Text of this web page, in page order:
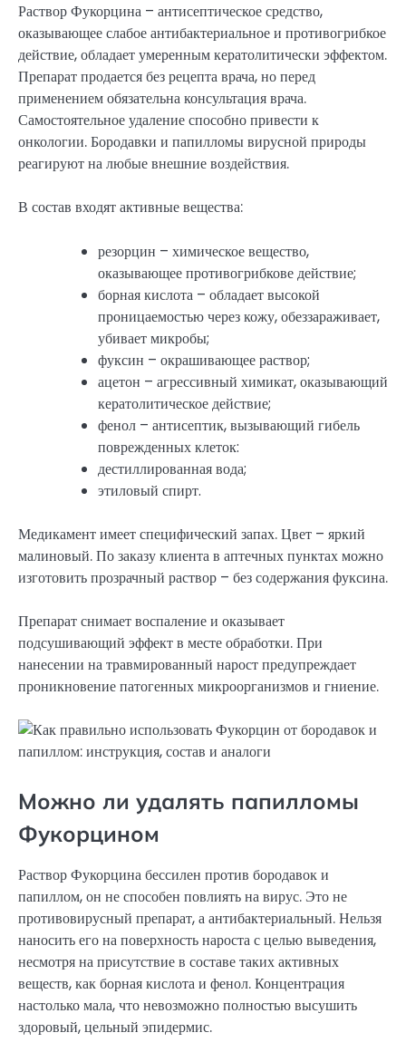
Раствор Фукорцина – антисептическое средство,
оказывающее слабое антибактериальное и противогрибкое
действие, обладает умеренным кератолитически эффектом.
Препарат продается без рецепта врача, но перед
применением обязательна консультация врача.
Самостоятельное удаление способно привести к
онкологии. Бородавки и папилломы вирусной природы
реагируют на любые внешние воздействия.
В состав входят активные вещества:
резорцин – химическое вещество,
оказывающее противогрибкове действие;
борная кислота – обладает высокой
проницаемостью через кожу, обеззараживает,
убивает микробы;
фуксин – окрашивающее раствор;
ацетон – агрессивный химикат, оказывающий
кератолитическое действие;
фенол – антисептик, вызывающий гибель
поврежденных клеток:
дестиллированная вода;
этиловый спирт.
Медикамент имеет специфический запах. Цвет – яркий
малиновый. По заказу клиента в аптечных пунктах можно
изготовить прозрачный раствор – без содержания фуксина.
Препарат снимает воспаление и оказывает
подсушивающий эффект в месте обработки. При
нанесении на травмированный нарост предупреждает
проникновение патогенных микроорганизмов и гниение.
Можно ли удалять папилломы
Фукорцином
Раствор Фукорцина бессилен против бородавок и
папиллом, он не способен повлиять на вирус. Это не
противовирусный препарат, а антибактериальный. Нельзя
наносить его на поверхность нароста с целью выведения,
несмотря на присутствие в составе таких активных
веществ, как борная кислота и фенол. Концентрация
настолько мала, что невозможно полностью высушить
здоровый, цельный эпидермис.